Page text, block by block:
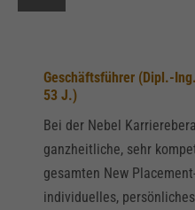
Geschäftsführer (Dipl.-
53 J.)
Bei der Nebel
ganzheitliche, sehr
gesamten New
individuelles,